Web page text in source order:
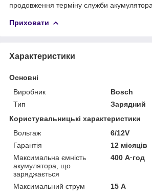
продовження терміну служби акумулятора.
Приховати
Характеристики
Основні
Виробник
Bosch
Тип
Зарядний
Користувальницькі характеристики
Вольтаж
6/12V
Гарантія
12 місяців
Максимальна ємність
акумулятора, що
заряджається
400 А·год
Максимальний струм
15 А